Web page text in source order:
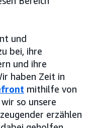
und
bei, ihre
und ihre
haben Zeit in
mithilfe von
so unsere
erzählen